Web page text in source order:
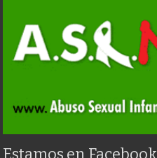
Estamos en Facebook